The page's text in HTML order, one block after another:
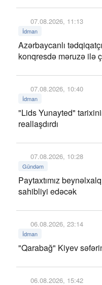
07.08.2026, 11:13
İdman
Azərbaycanlı
konqresdə məruzə ilə
07.08.2026, 10:40
İdman
"Lids Yunayted"
reallaşdırdı
07.08.2026, 10:28
Gündəm
Paytaxtımız
sahibliyi edəcək
06.08.2026, 23:14
İdman
"Qarabağ" Kiyev
06.08.2026, 15:42